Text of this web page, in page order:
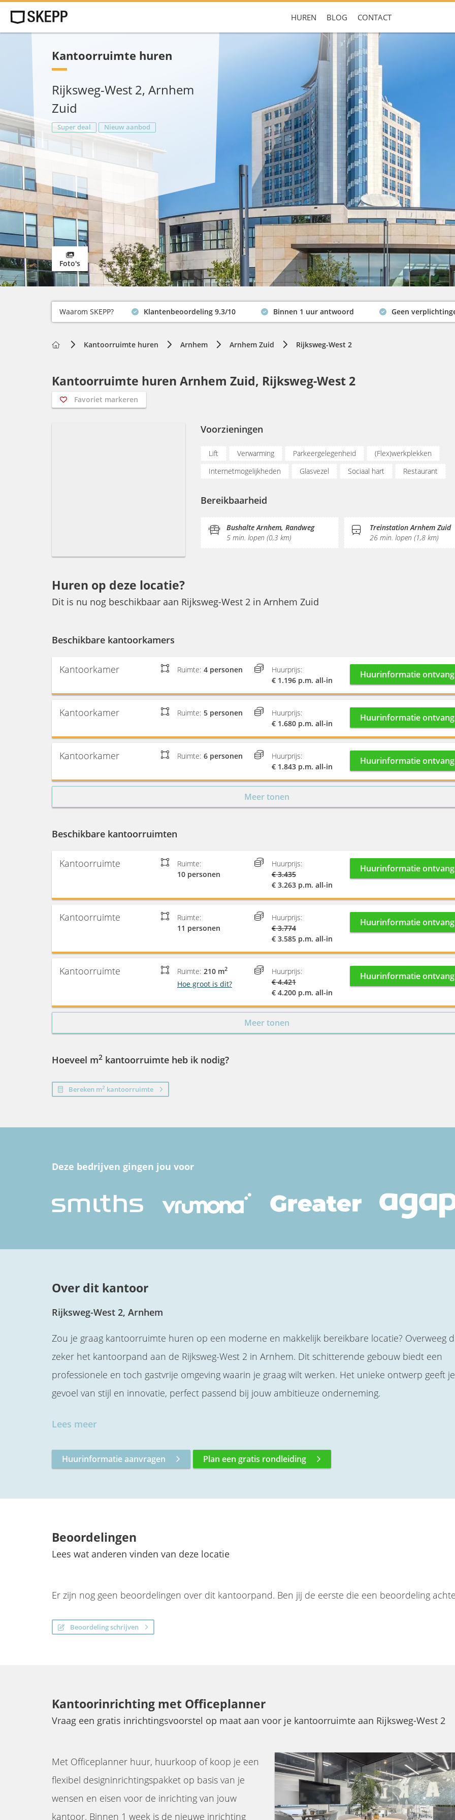
HUREN BLOG CONTACT
Je hebt nog geen favorieten
Kantoorruimte huren
Rijksweg-West 2, Arnhem
Zuid
Super deal Nieuw aanbod
Foto's
Waarom SKEPP? Klantenbeoordeling 9.3/10 Binnen 1 uur antwoord
Geen
Home
Kantoorruimte huren Arnhem Arnhem Zuid Rijksweg-West 2
Kantoorruimte huren Arnhem Zuid, Rijksweg-West 2
Favoriet markeren
Voorzieningen
Lift Verwarming Parkeergelegenheid
(Flex)werkplekken
Internetmogelijkheden
Glasvezel Sociaal hart
Restaurant
Bereikbaarheid
Bushalte Arnhem, Randweg
5 min. lopen (0,3 km)
Treinstation Arnhem Zuid
26 min. lopen (1,8 km)
Huren op deze locatie?
Dit is nu nog beschikbaar aan Rijksweg-West 2 in Arnhem Zuid
Beschikbare kantoorkamers
Kantoorkamer Ruimte: 4 personen
Huurprijs:
€ 1.196 p.m. all-in
Huurinformatie
Kantoorkamer Ruimte: 5 personen
Huurprijs:
€ 1.680 p.m. all-in
Huurinformatie
Kantoorkamer Ruimte: 6 personen
Huurprijs:
€ 1.843 p.m. all-in
Huurinformatie
Meer tonen
Beschikbare kantoorruimten
Kantoorruimte
Ruimte:
10 personen
Huurprijs:
€ 3.435
€ 3.263 p.m. all-in
Huurinformatie
Kantoorruimte
Ruimte:
11 personen
Huurprijs:
€ 3.774
€ 3.585 p.m. all-in
Huurinformatie
Kantoorruimte Ruimte: 210 m2
Hoe groot is dit?
Huurprijs:
€ 4.421
€ 4.200 p.m. all-in
Huurinformatie
Meer tonen
Hoeveel m2 kantoorruimte heb ik nodig?
Bereken m2 kantoorruimte
Deze bedrijven gingen jou voor
Over dit kantoor
Rijksweg-West 2, Arnhem
Zou je graag kantoorruimte huren op een moderne en makkelijk bereikbare locatie? Overweeg
zeker het kantoorpand aan de Rijksweg-West 2 in Arnhem. Dit schitterende gebouw biedt een
professionele en toch gastvrije omgeving waarin je graag wilt werken. Het unieke ontwerp geeft
gevoel van stijl en innovatie, perfect passend bij jouw ambitieuze onderneming.
Lees meer
Huurinformatie aanvragen Plan een gratis rondleiding
Beoordelingen
Lees wat anderen vinden van deze locatie
Er zijn nog geen beoordelingen over dit kantoorpand. Ben jij de eerste die een beoordeling
Beoordeling schrijven
Kantoorinrichting met Officeplanner
Vraag een gratis inrichtingsvoorstel op maat aan voor je kantoorruimte aan Rijksweg-West 2
Met Officeplanner huur, huurkoop of koop je een
flexibel designinrichtingspakket op basis van je
wensen en eisen voor de inrichting van jouw
kantoor. Binnen 1 week is de nieuwe inrichting